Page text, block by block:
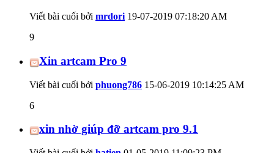
Viết bài cuối bởi mrdori 19-07-2019 07:18:20 AM
9
Xin artcam Pro 9
Viết bài cuối bởi phuong786 15-06-2019 10:14:25 AM
6
xin nhờ giúp đỡ artcam pro 9.1